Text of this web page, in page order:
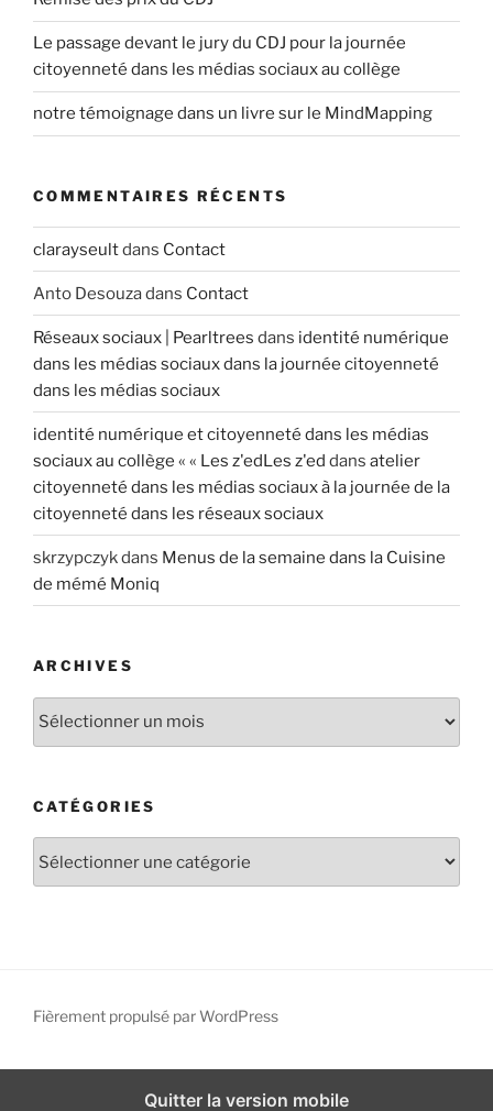
r
t
i
c
e
n
tLe passage devant le jury du CDJ pour la journée
citoyenneté dans les médias sociaux au collège
notre témoignage dans un livre sur le MindMapping
COMMENTAIRES RÉCENTS
clarayseultdans Contact
Anto Desouzadans Contact
Réseaux sociaux | Pearltrees dans identité numérique
dans les médias sociaux dans la journée citoyenneté
dans les médias sociaux
identité numérique et citoyenneté dans les médias
sociaux au collège « « Les z'edLes z'ed dans atelier
citoyenneté dans les médias sociaux à la journée de la
citoyenneté dans les réseaux sociaux
skrzypczykdans Menus de la semaine dans la Cuisine
de mémé Moniq
ARCHIVES
A
i
v
e
CATÉGORIES
r
Fièrement propulsé par WordPress
Quitter la version mobile